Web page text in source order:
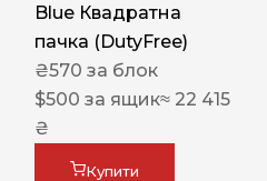
Blue Квадратна
пачка (DutyFree)
₴570 за блок
$500 за ящик≈ 22 415
₴
Купити